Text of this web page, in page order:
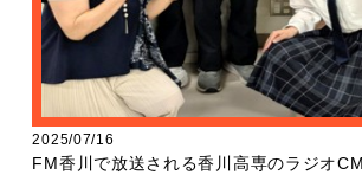
2025/07/16
FM香川で放送される香川高専のラジオ